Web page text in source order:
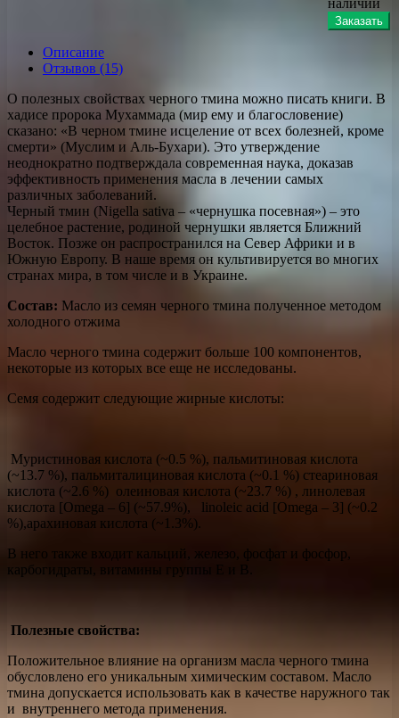
наличии
Заказать
Описание
Отзывов (15)
О полезных свойствах черного тмина можно писать книги. В
хадисе пророка Мухаммада (мир ему и благословение)
сказано: «В черном тмине исцеление от всех болезней, кроме
смерти» (Муслим и Аль-Бухари). Это утверждение
неоднократно подтверждала современная наука, доказав
эффективность применения масла в лечении самых
различных заболеваний.
Черный тмин (Nigella sativa – «чернушка посевная») – это
целебное растение, родиной чернушки является Ближний
Восток. Позже он распространился на Север Африки и в
Южную Европу. В наше время он культивируется во многих
странах мира, в том числе и в Украине.
Состав: Масло из семян черного тмина полученное методом
холодного отжима
Масло черного тмина содержит больше 100 компонентов,
некоторые из которых все еще не исследованы.
Семя содержит следующие жирные кислоты:
Муристиновая кислота (~0.5 %), пальмитиновая кислота
(~13.7 %), пальмиталициновая кислота (~0.1 %) стеариновая
кислота (~2.6 %) олеиновая кислота (~23.7 %) , линолевая
кислота [Omega – 6] (~57.9%), linoleic acid [Omega – 3] (~0.2
%),арахиновая кислота (~1.3%).
В него также входит кальций, железо, фосфат и фосфор,
карбогидраты, витамины группы Е и В.
Полезные свойства:
Положительное влияние на организм масла черного тмина
обусловлено его уникальным химическим составом. Масло
тмина допускается использовать как в качестве наружного так
и внутреннего метода применения.